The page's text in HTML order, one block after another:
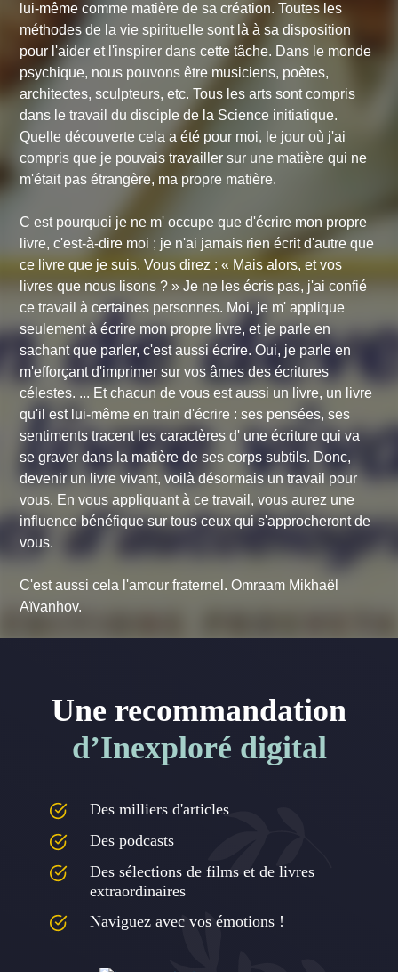
lui-même comme matière de sa création. Toutes les
méthodes de la vie spirituelle sont là à sa disposition
pour l'aider et l'inspirer dans cette tâche. Dans le monde
psychique, nous pouvons être musiciens, poètes,
architectes, sculpteurs, etc. Tous les arts sont compris
dans le travail du disciple de la Science initiatique.
Quelle découverte cela a été pour moi, le jour où j'ai
compris que je pouvais travailler sur une matière qui ne
m'était pas étrangère, ma propre matière.
C est pourquoi je ne m' occupe que d'écrire mon propre
livre, c'est-à-dire moi ; je n'ai jamais rien écrit d'autre que
ce livre que je suis. Vous direz : « Mais alors, et vos
livres que nous lisons ? » Je ne les écris pas, j'ai confié
ce travail à certaines personnes. Moi, je m' applique
seulement à écrire mon propre livre, et je parle en
sachant que parler, c'est aussi écrire. Oui, je parle en
m'efforçant d'imprimer sur vos âmes des écritures
célestes. ... Et chacun de vous est aussi un livre, un livre
qu'il est lui-même en train d'écrire : ses pensées, ses
sentiments tracent les caractères d' une écriture qui va
se graver dans la matière de ses corps subtils. Donc,
devenir un livre vivant, voilà désormais un travail pour
vous. En vous appliquant à ce travail, vous aurez une
influence bénéfique sur tous ceux qui s'approcheront de
vous.
C'est aussi cela l'amour fraternel. Omraam Mikhaël
Aïvanhov.
Une recommandation
d’Inexploré digital
Des milliers d'articles
Des podcasts
Des sélections de films et de livres
extraordinaires
Naviguez avec vos émotions !